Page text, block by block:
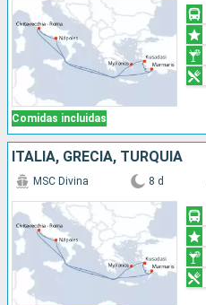
Comidas incluidas
ITALIA, GRECIA, TURQUÍA
MSC Divina 8 d